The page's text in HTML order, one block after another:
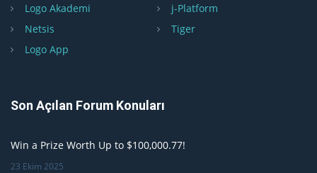
Logo Akademi
j-Platform
Netsis
Tiger
Logo App
Son Açılan Forum Konuları
Win a Prize Worth Up to $100,000.77!
23 Ekim 2025